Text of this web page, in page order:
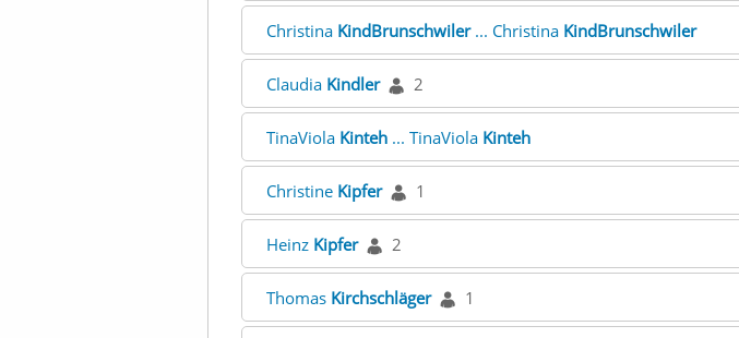
Christina KindBrunschwiler... Christina KindBrunschwiler
Claudia Kindler 2
TinaViola Kinteh... TinaViola Kinteh
Christine Kipfer 1
Heinz Kipfer 2
Thomas Kirchschläger 1